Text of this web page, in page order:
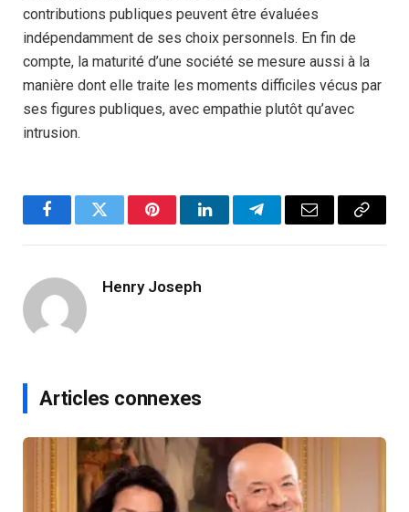
contributions publiques peuvent être évaluées
indépendamment de ses choix personnels. En fin de
compte, la maturité d’une société se mesure aussi à la
manière dont elle traite les moments difficiles vécus par
ses figures publiques, avec empathie plutôt qu’avec
intrusion.
FacebookTwitter PinterestLinkedInTelegramEmail
Copy
Henry Joseph
Articles connexes